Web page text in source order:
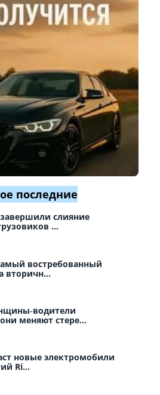
последние
слияние
...
востребованный
вторичн...
меняют стере...
новые электромобили
Ri...